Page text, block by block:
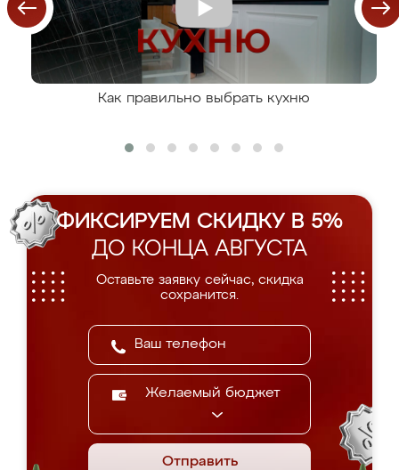
Как правильно выбрать кухню
ФИКСИРУЕМ СКИДКУ В 5%
ДО КОНЦА АВГУСТА
Оставьте заявку сейчас, скидка
сохранится.
Желаемый бюджет
Отправить